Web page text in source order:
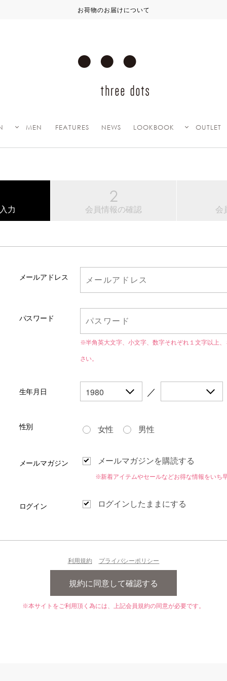
お荷物のお届けについて
MEN FEATURES NEWS LOOKBOOK OUTLET
力 会員情報の確認 会
メールアドレス
パスワード
※半角英大文字、小文字、数字それぞれ１文字以上
さい。
生年月日 ／
性別 女性 男性
メールマガジン メールマガジンを購読する
※新着アイテムやセールなどお得な情報をいち
ログイン ログインしたままにする
利用規約 プライバシーポリシー
※本サイトをご利用頂く為には、上記会員規約の同意が必要です。